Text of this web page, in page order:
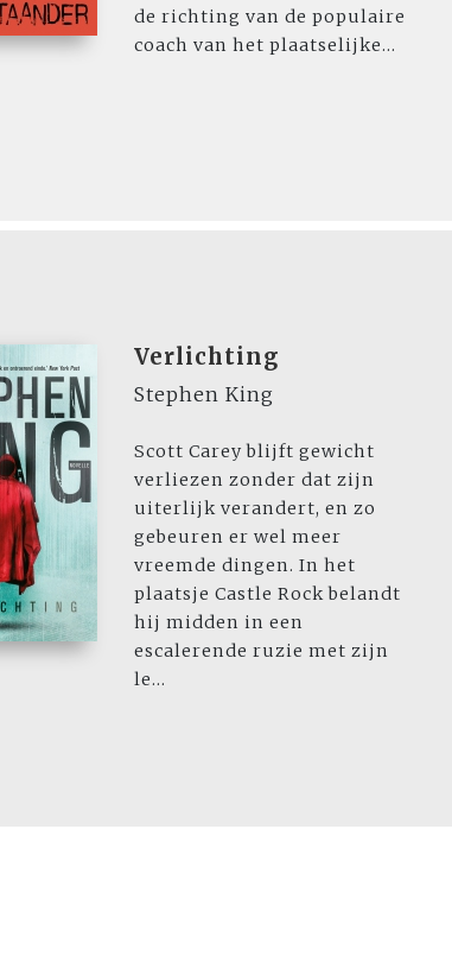
de richting van de populaire
coach van het plaatselijke...
Verlichting
Stephen King
Scott Carey blijft gewicht
verliezen zonder dat zijn
uiterlijk verandert, en zo
gebeuren er wel meer
vreemde dingen. In het
plaatsje Castle Rock belandt
hij midden in een
escalerende ruzie met zijn
le...